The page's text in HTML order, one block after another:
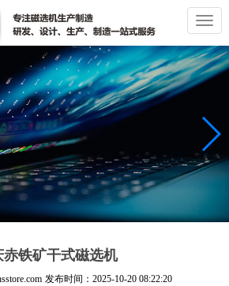
切
换
导
航
赤铁矿干式磁选机
发布时间： 2025-10-20 08:22:20